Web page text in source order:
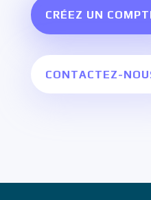
CRÉEZ UN
CONTACTEZ-